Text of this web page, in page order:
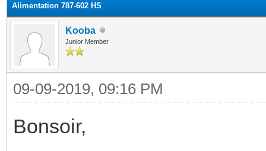
Alimentation 787-602 HS
Kooba
Junior Member
09-09-2019, 09:16 PM
Bonsoir,